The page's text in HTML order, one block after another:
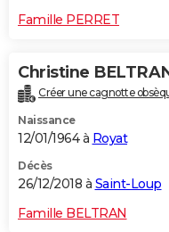
Famille PERRET
Christine
Créer une cagnotte
Naissance
12/01/1964 à Royat
Décès
26/12/2018 à Saint-Loup
Famille BELTRAN